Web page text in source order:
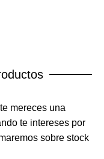
mereces una
te intereses por
sobre stock